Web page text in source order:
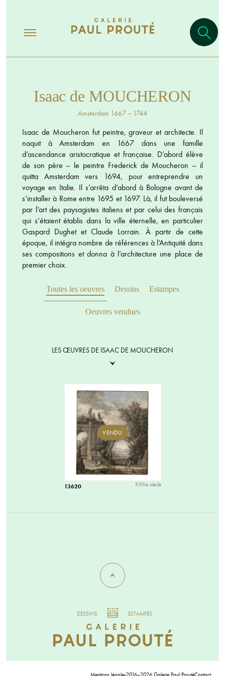
Isaac de MOUCHERON
Amsterdam 1667 – 1744
Isaac de Moucheron fut peintre, graveur et architecte. Il
naquit à Amsterdam en 1667 dans une famille
d’ascendance aristocratique et française. D’abord élève
de son père – le peintre Frederick de Moucheron – il
quitta Amsterdam vers 1694, pour entreprendre un
voyage en Italie. Il s’arrêta d’abord à Bologne avant de
s’installer à Rome entre 1695 et 1697. Là, il fut bouleversé
par l’art des paysagistes italiens et par celui des français
qui s’étaient établis dans la ville éternelle, en particulier
Gaspard Dughet et Claude Lorrain. À partir de cette
époque, il intégra nombre de références à l’Antiquité dans
ses compositions et donna à l’architecture une place de
premier choix.
Toutes les oeuvres Dessins Estampes
Oeuvres vendues
LES ŒUVRES DE ISAAC DE MOUCHERON
VENDU
13620 XVIIIe siècle
DESSINS ESTAMPES
Mentions légales2016–2026 Galerie Paul ProutéContact